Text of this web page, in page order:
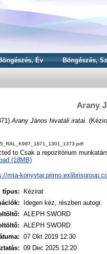
Év Böngészés,
Arany
Arany János hivatali iratai.
to Csak a repozitórium
(18MB)
mta-
típus:
Kézirat
Idegen kéz, részben autogr.
ALEPH SWORD
ALEPH SWORD
07 Okt 2019 12:30
09 Dec 2025 12:20